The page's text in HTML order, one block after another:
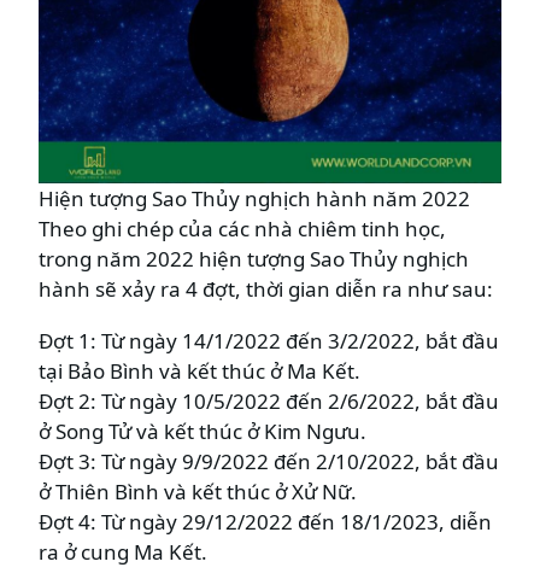
Hiện tượng Sao Thủy nghịch hành năm 2022
Theo ghi chép của các nhà chiêm tinh học,
trong năm 2022 hiện tượng Sao Thủy nghịch
hành sẽ xảy ra 4 đợt, thời gian diễn ra như sau:
Đợt 1: Từ ngày 14/1/2022 đến 3/2/2022, bắt đầu
tại Bảo Bình và kết thúc ở Ma Kết.
Đợt 2: Từ ngày 10/5/2022 đến 2/6/2022, bắt đầu
ở Song Tử và kết thúc ở Kim Ngưu.
Đợt 3: Từ ngày 9/9/2022 đến 2/10/2022, bắt đầu
ở Thiên Bình và kết thúc ở Xử Nữ.
Đợt 4: Từ ngày 29/12/2022 đến 18/1/2023, diễn
ra ở cung Ma Kết.